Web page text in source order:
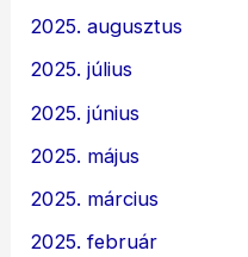
2025. augusztus
2025. július
2025. június
2025. május
2025. március
2025. február